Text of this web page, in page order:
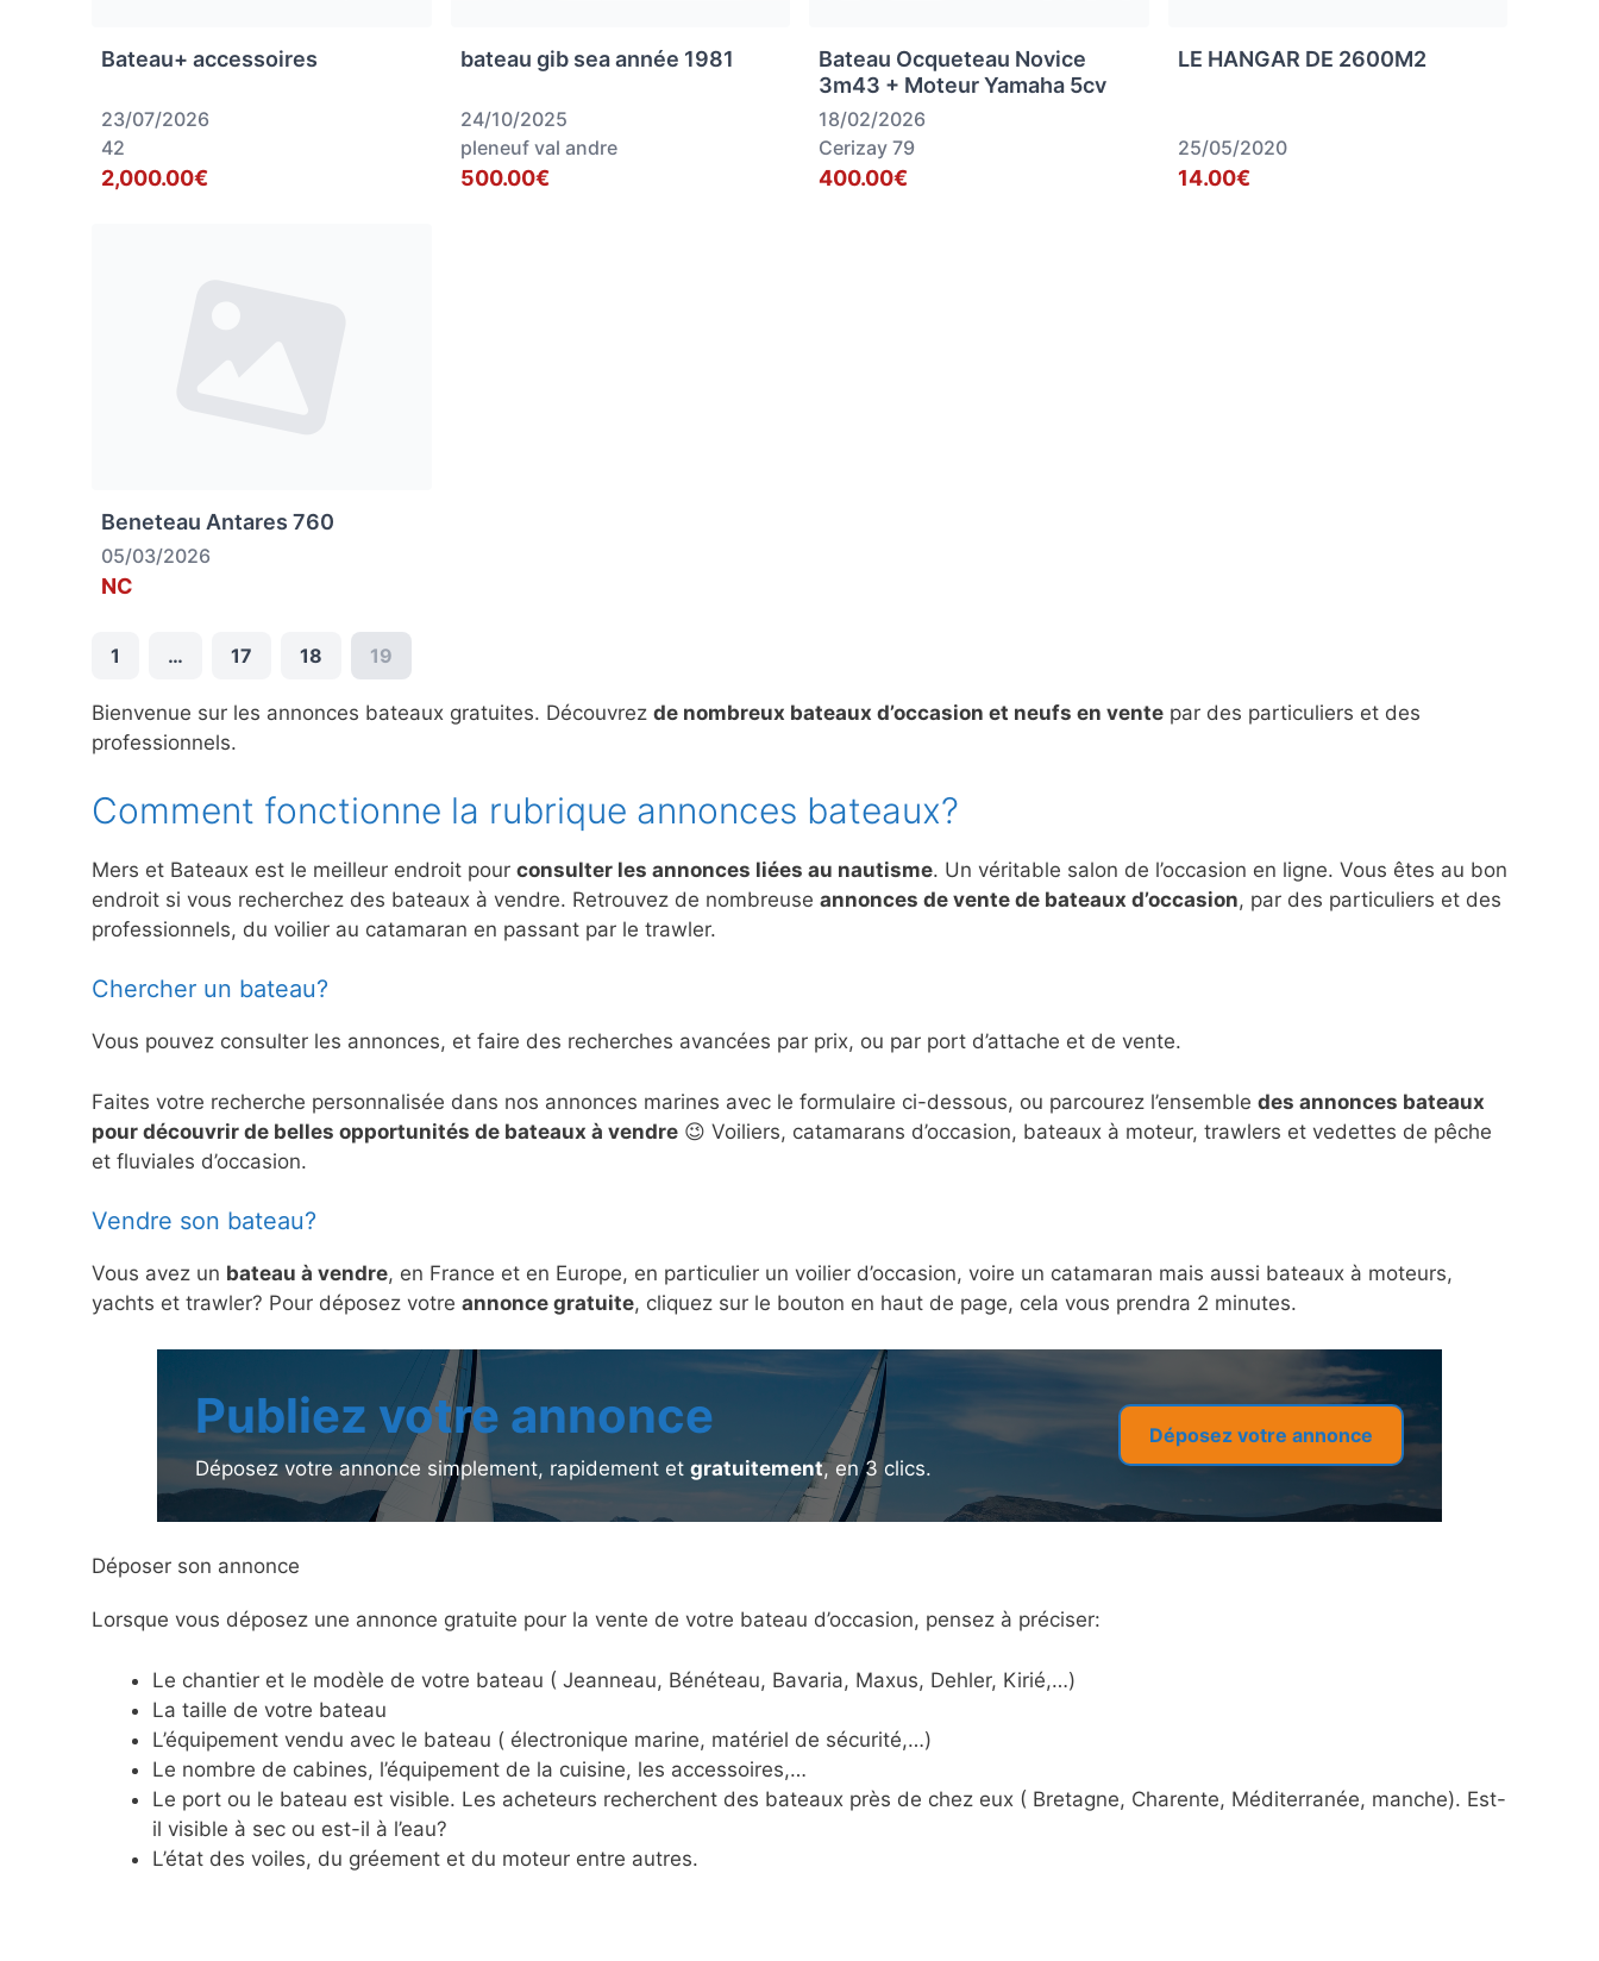
Bateau+ accessoires
23/07/2026
42
2,000.00€
bateau gib sea année 1981
24/10/2025
pleneuf val andre
500.00€
Bateau Ocqueteau Novice
3m43 + Moteur Yamaha 5cv
18/02/2026
Cerizay 79
400.00€
LE HANGAR DE 2600M2
25/05/2020
14.00€
Beneteau Antares 760
05/03/2026
NC
1 … 17 18 19
Bienvenue sur les annonces bateaux gratuites. Découvrez de nombreux bateaux d’occasion et neufs en vente par des particuliers et des
professionnels.
Comment fonctionne la rubrique annonces bateaux?
Mers et Bateaux est le meilleur endroit pour consulter les annonces liées au nautisme. Un véritable salon de l’occasion en ligne. Vous êtes au bon
endroit si vous recherchez des bateaux à vendre. Retrouvez de nombreuse annonces de vente de bateaux d’occasion, par des particuliers et des
professionnels, du voilier au catamaran en passant par le trawler.
Chercher un bateau?
Vous pouvez consulter les annonces, et faire des recherches avancées par prix, ou par port d’attache et de vente.
Faites votre recherche personnalisée dans nos annonces marines avec le formulaire ci-dessous, ou parcourez l’ensemble des annonces bateaux
pour découvrir de belles opportunités de bateaux à vendre 😉 Voiliers, catamarans d’occasion, bateaux à moteur, trawlers et vedettes de pêche
et fluviales d’occasion.
Vendre son bateau?
Vous avez un bateau à vendre, en France et en Europe, en particulier un voilier d’occasion, voire un catamaran mais aussi bateaux à moteurs,
yachts et trawler? Pour déposez votre annonce gratuite, cliquez sur le bouton en haut de page, cela vous prendra 2 minutes.
Publiez votre annonce
Déposez votre annonce simplement, rapidement et gratuitement, en 3 clics.
Déposez votre annonce
Déposer son annonce
Lorsque vous déposez une annonce gratuite pour la vente de votre bateau d’occasion, pensez à préciser:
Le chantier et le modèle de votre bateau ( Jeanneau, Bénéteau, Bavaria, Maxus, Dehler, Kirié,…)
La taille de votre bateau
L’équipement vendu avec le bateau ( électronique marine, matériel de sécurité,…)
Le nombre de cabines, l’équipement de la cuisine, les accessoires,…
Le port ou le bateau est visible. Les acheteurs recherchent des bateaux près de chez eux ( Bretagne, Charente, Méditerranée, manche). Est-
il visible à sec ou est-il à l’eau?
L’état des voiles, du gréement et du moteur entre autres.